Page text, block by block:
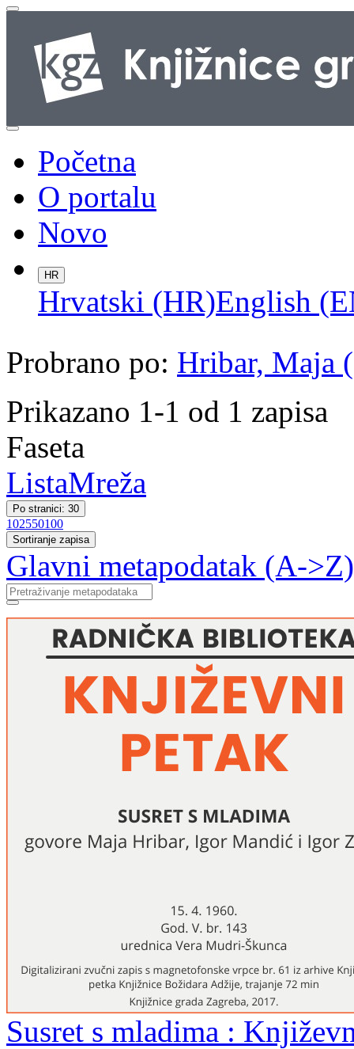
Početna
O portalu
Novo
HR
Hrvatski (HR)English
Probrano po: Hribar, Maja
Prikazano 1-1 od 1 zapisa
Faseta
ListaMreža
Po stranici: 30
102550100
Sortiranje zapisa
Glavni metapodatak (A->Z)
Susret s mladima :